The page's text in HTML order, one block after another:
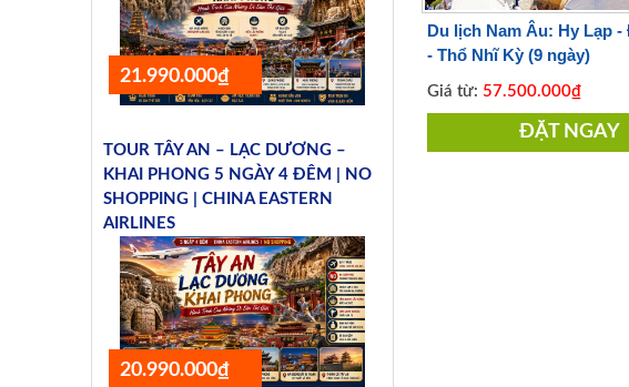
Du lịch Nam Âu: Hy Lạp
- Thổ Nhĩ Kỳ (9 ngày)
Giá từ: 57.500.000₫
ĐẶT NGAY
21.990.000₫
TOUR TÂY AN – LẠC DƯƠNG –
KHAI PHONG 5 NGÀY 4 ĐÊM | NO
SHOPPING | CHINA EASTERN
AIRLINES
20.990.000₫